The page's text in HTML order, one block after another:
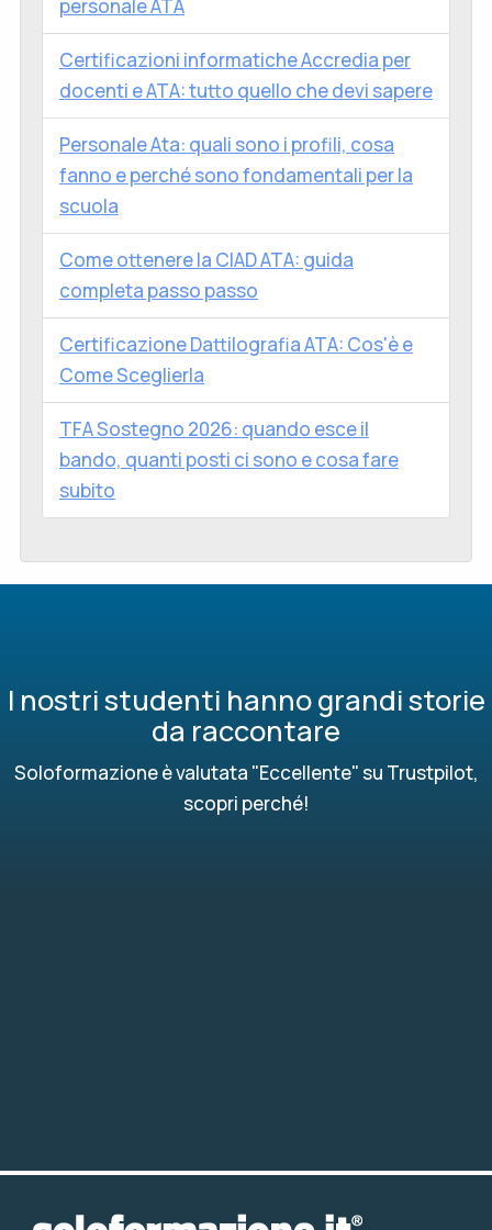
personale ATA
Certificazioni informatiche Accredia per
docenti e ATA: tutto quello che devi sapere
Personale Ata: quali sono i profili, cosa
fanno e perché sono fondamentali per la
scuola
Come ottenere la CIAD ATA: guida
completa passo passo
Certificazione Dattilografia ATA: Cos'è e
Come Sceglierla
TFA Sostegno 2026: quando esce il
bando, quanti posti ci sono e cosa fare
subito
I nostri studenti hanno grandi storie
da raccontare
Soloformazione è valutata "Eccellente" su Trustpilot,
scopri perché!